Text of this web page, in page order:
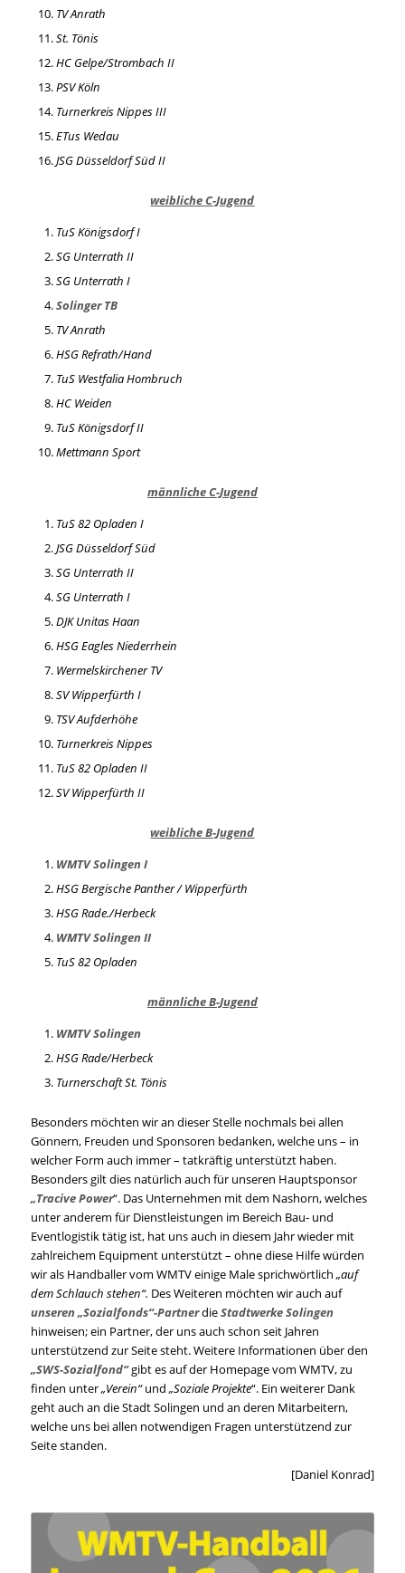
TV Anrath
St. Tönis
HC Gelpe/Strombach II
PSV Köln
Turnerkreis Nippes III
ETus Wedau
JSG Düsseldorf Süd II
weibliche C-Jugend
TuS Königsdorf I
SG Unterrath II
SG Unterrath I
Solinger TB
TV Anrath
HSG Refrath/Hand
TuS Westfalia Hombruch
HC Weiden
TuS Königsdorf II
Mettmann Sport
männliche C-Jugend
TuS 82 Opladen I
JSG Düsseldorf Süd
SG Unterrath II
SG Unterrath I
DJK Unitas Haan
HSG Eagles Niederrhein
Wermelskirchener TV
SV Wipperfürth I
TSV Aufderhöhe
Turnerkreis Nippes
TuS 82 Opladen II
SV Wipperfürth II
weibliche B-Jugend
WMTV Solingen I
HSG Bergische Panther / Wipperfürth
HSG Rade./Herbeck
WMTV Solingen II
TuS 82 Opladen
männliche B-Jugend
WMTV Solingen
HSG Rade/Herbeck
Turnerschaft St. Tönis
Besonders möchten wir an dieser Stelle nochmals bei allen
Gönnern, Freuden und Sponsoren bedanken, welche uns – in
welcher Form auch immer – tatkräftig unterstützt haben.
Besonders gilt dies natürlich auch für unseren Hauptsponsor
„Tracive Power“. Das Unternehmen mit dem Nashorn, welches
unter anderem für Dienstleistungen im Bereich Bau- und
Eventlogistik tätig ist, hat uns auch in diesem Jahr wieder mit
zahlreichem Equipment unterstützt – ohne diese Hilfe würden
wir als Handballer vom WMTV einige Male sprichwörtlich „auf
dem Schlauch stehen“. Des Weiteren möchten wir auch auf
unseren „Sozialfonds“-PartnerdieStadtwerke Solingen
hinweisen; ein Partner, der uns auch schon seit Jahren
unterstützend zur Seite steht. Weitere Informationen über den
„SWS-Sozialfond“gibt es auf der Homepage vom WMTV, zu
finden unter„Verein“und „Soziale Projekte“. Ein weiterer Dank
geht auch an die Stadt Solingen und an deren Mitarbeitern,
welche uns bei allen notwendigen Fragen unterstützend zur
Seite standen.
[Daniel Konrad]